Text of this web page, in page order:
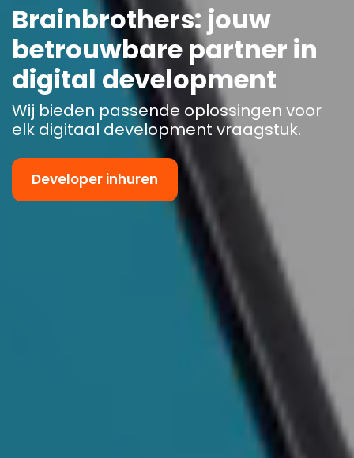
Brainbrothers: jouw
betrouwbare partner in
digital development
Wij bieden passende oplossingen voor
elk digitaal development vraagstuk.
Developer inhuren